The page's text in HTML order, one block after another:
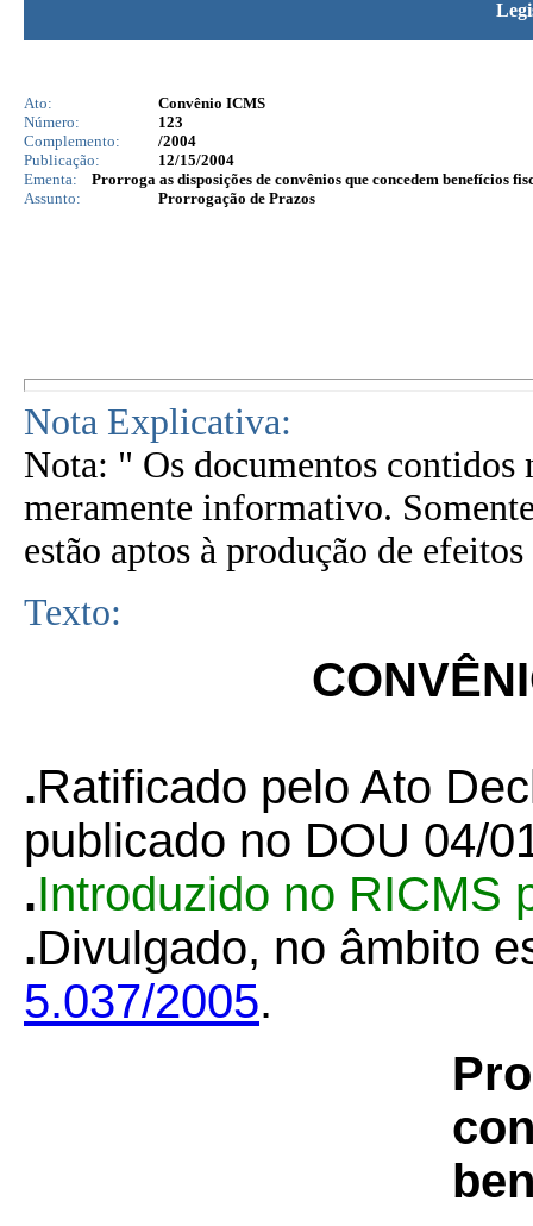
Ato:
Convênio ICMS
Número:
123
Complemento:
/2004
Publicação:
12/15/2004
Ementa:
Prorroga as disposições de convênios que concedem benefícios
Assunto:
Prorrogação de Prazos
Nota Explicativa:
Nota: " Os documentos contidos
meramente informativo.
estão aptos à produção de
Texto:
.Ratificado pelo Ato
publicado no DOU 04/
.Introduzido no RICMS
.Divulgado, no âmbito
5.037/2005.